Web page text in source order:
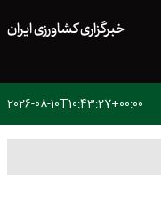
خبرگزاری کشاورزی ایران
2026-08-10T10:43:27+00:00